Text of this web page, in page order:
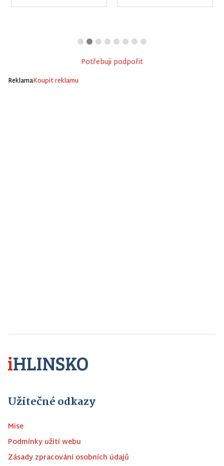
Potřebuji podpořit
ReklamaKoupit reklamu
Užitečné odkazy
Mise
Podmínky užití webu
Zásady zpracování osobních údajů